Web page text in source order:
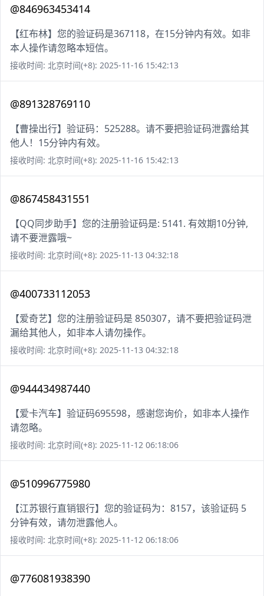
@846963453414
【红布林】您的验证码是367118，在15分钟内有效。如非
本人操作请忽略本短信。
接收时间: 北京时间(+8): 2025-11-16 15:42:13
@891328769110
【曹操出行】验证码：525288。请不要把验证码泄露给其
他人！15分钟内有效。
接收时间: 北京时间(+8): 2025-11-16 15:42:13
@867458431551
【QQ同步助手】您的注册验证码是: 5141. 有效期10分钟,
请不要泄露哦~
接收时间: 北京时间(+8): 2025-11-13 04:32:18
@400733112053
【爱奇艺】您的注册验证码是 850307，请不要把验证码泄
漏给其他人，如非本人请勿操作。
接收时间: 北京时间(+8): 2025-11-13 04:32:18
@944434987440
【爱卡汽车】验证码695598，感谢您询价，如非本人操作
请忽略。
接收时间: 北京时间(+8): 2025-11-12 06:18:06
@510996775980
【江苏银行直销银行】您的验证码为：8157，该验证码 5
分钟有效，请勿泄露他人。
接收时间: 北京时间(+8): 2025-11-12 06:18:06
@776081938390